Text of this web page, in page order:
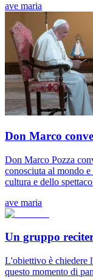
ave maria
Don Marco
Don Marco Pozza
conosciuta al mondo
cultura e dello
ave maria
Un gruppo
L'obiettivo è chiedere
questo momento di